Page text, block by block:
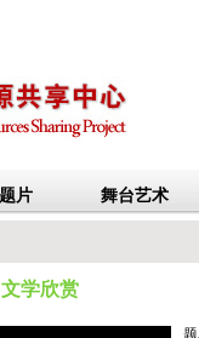
文学欣赏